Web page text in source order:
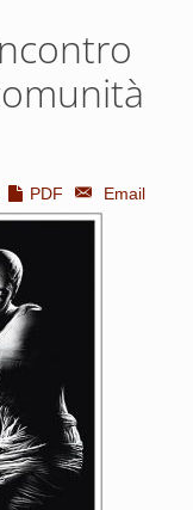
PDF Email